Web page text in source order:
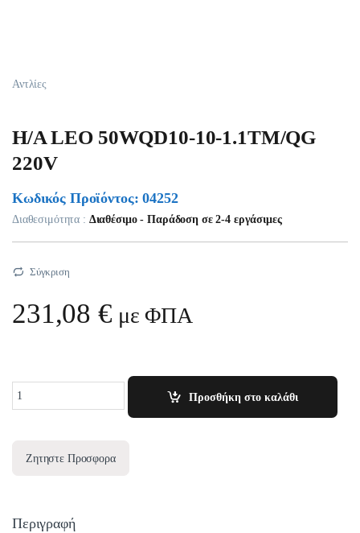
Αντλίες
H/A LEO 50WQD10-10-1.1TM/QG
220V
Κωδικός Προϊόντος: 04252
Διαθεσιμότητα : Διαθέσιμο - Παράδοση σε 2-4 εργάσιμες
Σύγκριση
231,08€ με ΦΠΑ
Προσθήκη στο καλάθι
Ζητηστε Προσφορα
Περιγραφή